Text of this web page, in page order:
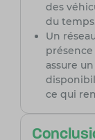
des
du
Un
assure
ce qui